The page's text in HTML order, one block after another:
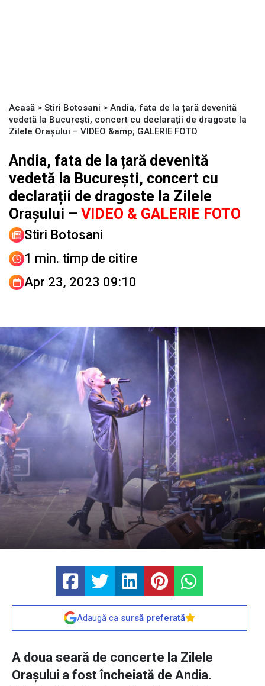
Acasă > Stiri Botosani > Andia, fata de la țară devenită
vedetă la București, concert cu declarații de dragoste la
Zilele Orașului – VIDEO &amp; GALERIE FOTO
Andia, fata de la țară devenită
vedetă la București, concert cu
declarații de dragoste la Zilele
Orașului – VIDEO & GALERIE FOTO
Stiri Botosani
1 min. timp de citire
Apr 23, 2023 09:10
Adaugă ca sursă preferată
A doua seară de concerte la Zilele
Orașului a fost încheiată de Andia.